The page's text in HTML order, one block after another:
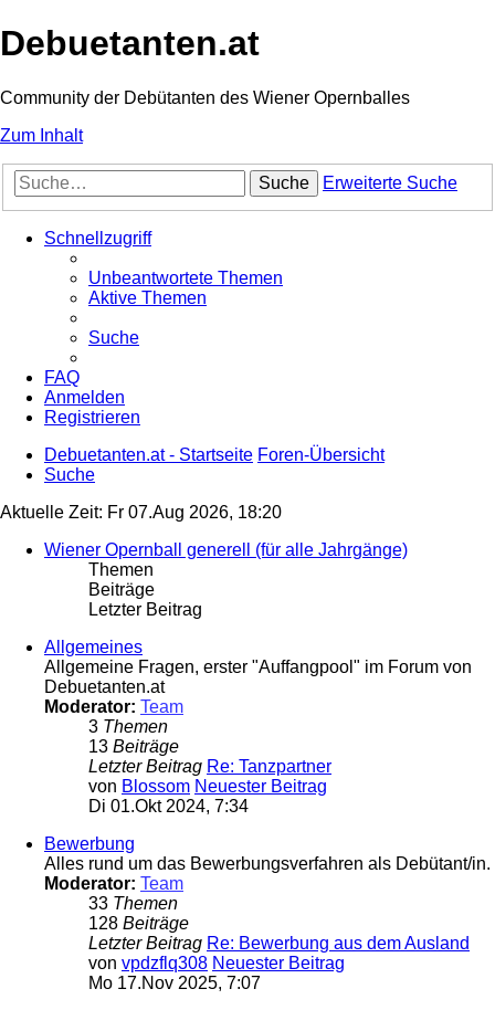
Debuetanten.at
Community der Debütanten des Wiener Opernballes
Zum Inhalt
Suche Erweiterte Suche
Schnellzugriff
Unbeantwortete Themen
Aktive Themen
Suche
FAQ
Anmelden
Registrieren
Debuetanten.at - Startseite Foren-Übersicht
Suche
Aktuelle Zeit: Fr 07.Aug 2026, 18:20
Wiener Opernball generell (für alle Jahrgänge)
Themen
Beiträge
Letzter Beitrag
Allgemeines
Allgemeine Fragen, erster "Auffangpool" im Forum von
Debuetanten.at
Moderator: Team
3 Themen
13 Beiträge
Letzter Beitrag Re: Tanzpartner
von Blossom Neuester Beitrag
Di 01.Okt 2024, 7:34
Bewerbung
Alles rund um das Bewerbungsverfahren als Debütant/in.
Moderator: Team
33 Themen
128 Beiträge
Letzter Beitrag Re: Bewerbung aus dem Ausland
von vpdzflq308 Neuester Beitrag
Mo 17.Nov 2025, 7:07